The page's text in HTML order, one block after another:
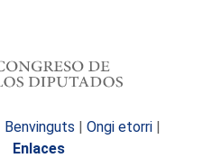
Benvinguts | Ongi etorri |
Enlaces